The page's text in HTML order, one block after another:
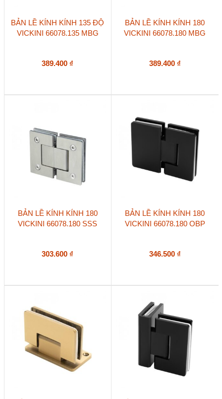
BẢN LỀ KÍNH KÍNH 135 ĐỘ
VICKINI 66078.135 MBG
389.400 ₫
BẢN LỀ KÍNH KÍNH 180
VICKINI 66078.180 MBG
389.400 ₫
BẢN LỀ KÍNH KÍNH 180
VICKINI 66078.180 SSS
303.600 ₫
BẢN LỀ KÍNH KÍNH 180
VICKINI 66078.180 OBP
346.500 ₫